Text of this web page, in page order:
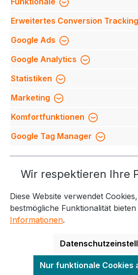
Beschreibung
Bio-Sweatshirt
Baumwollgewebe mit schöner
Innenseite. Rippabschluss an
und schön…Mehr
Bewertungen
Service-Hotline
Weitere Themen
Informationen
Alle Preise exkl. gesetzl.
Versandkostenund ggf.
Erweitertes Conversion Tracking
Google Ads
Google Analytics
Statistiken
Marketing
Komfortfunktionen
Google Tag Manager
Wir respektieren Ihre
Diese Website verwendet
bestmögliche Funktionalität
Informationen.
Nur funktionale Cookies